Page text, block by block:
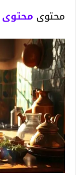
محتوى محتوى